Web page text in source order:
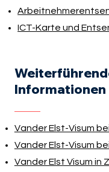
ICT-Karte und
Informationen
Vander Elst-Visum
Vander Elst-Visum
Vander Elst Visum